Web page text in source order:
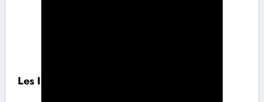
Les Inconvénients du Zinc